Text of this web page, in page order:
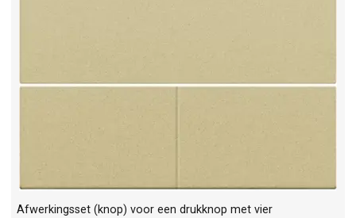
Afwerkingsset (knop) voor een drukknop met vier